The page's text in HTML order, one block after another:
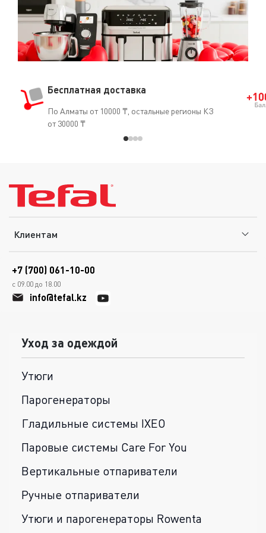
Бесплатная доставка
По Алматы от 10000 ₸, остальные регионы КЗ
от 30000 ₸
Клиентам
+7 (700) 061-10-00
с 09.00 до 18.00
info@tefal.kz
Уход за одеждой
Утюги
Парогенераторы
Гладильные системы IXEO
Паровые системы Care For You
Вертикальные отпариватели
Ручные отпариватели
Утюги и парогенераторы Rowenta